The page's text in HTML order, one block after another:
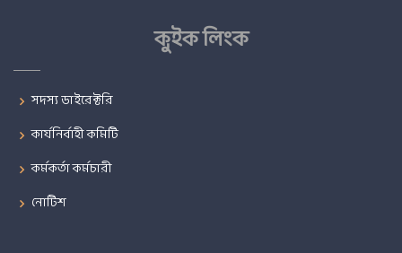
কুইক লিংক
সদস্য ডাইরেক্টরি
কার্যনির্বাহী কমিটি
কর্মকর্তা কর্মচারী
নোটিশ